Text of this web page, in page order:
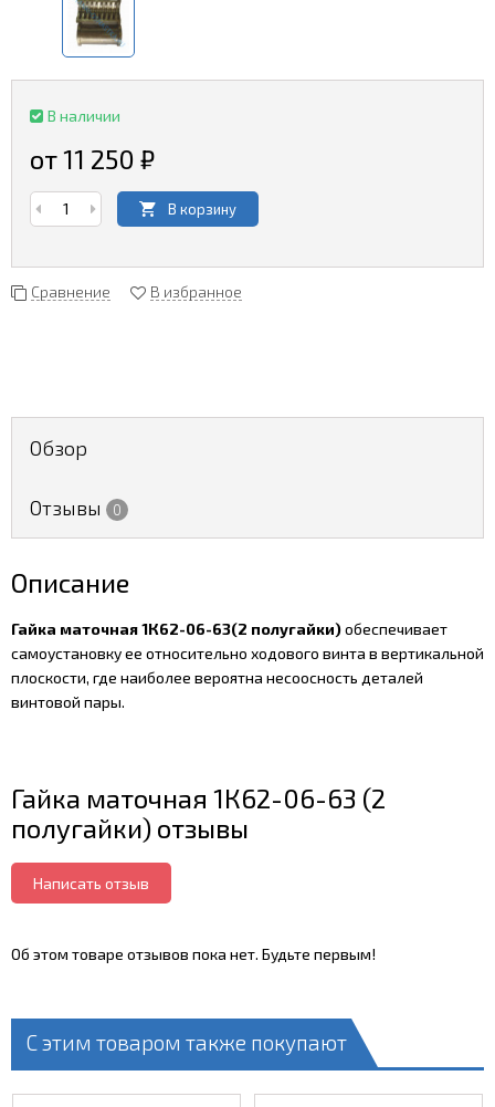
В наличии
от 11 250 ₽
В корзину
Сравнение В избранное
Обзор
Отзывы 0
Описание
Гайка маточная 1К62-06-63(2 полугайки)обеспечивает
самоустановку ее относительно ходового винта в вертикальной
плоскости, где наиболее вероятна несоосность деталей
винтовой пары.
Гайка маточная 1К62-06-63 (2
полугайки) отзывы
Написать отзыв
Об этом товаре отзывов пока нет. Будьте первым!
С этим товаром также покупают